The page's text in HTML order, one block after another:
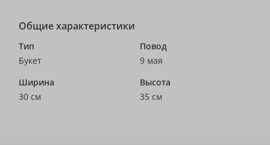
Общие характеристики
Тип
Букет
Повод
9 мая
Ширина
30 см
Высота
35 см